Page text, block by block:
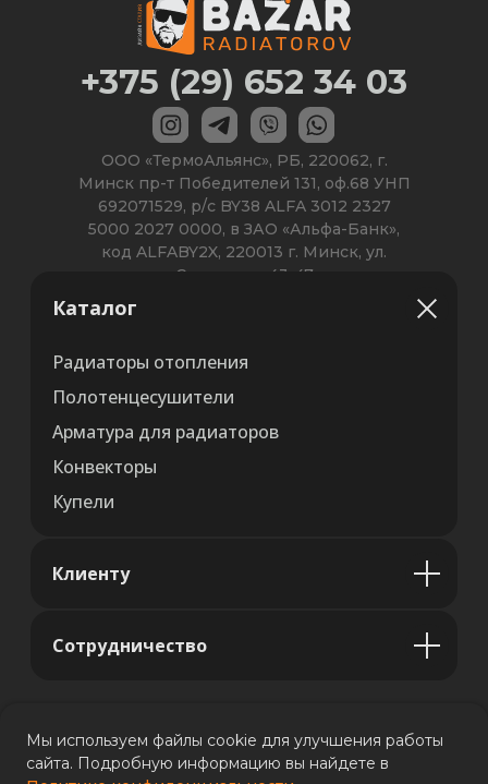
Мы используем файлы cookie для улучшения работы
сайта. Подробную информацию вы найдете в
Каталог
Радиаторы отопления
Полотенцесушители
Арматура для радиаторов
Конвекторы
Купели
Клиенту
Сотрудничество